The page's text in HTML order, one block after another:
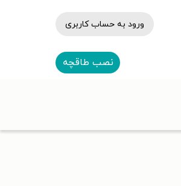
ورود به حساب کاربری
نصب طاقچه